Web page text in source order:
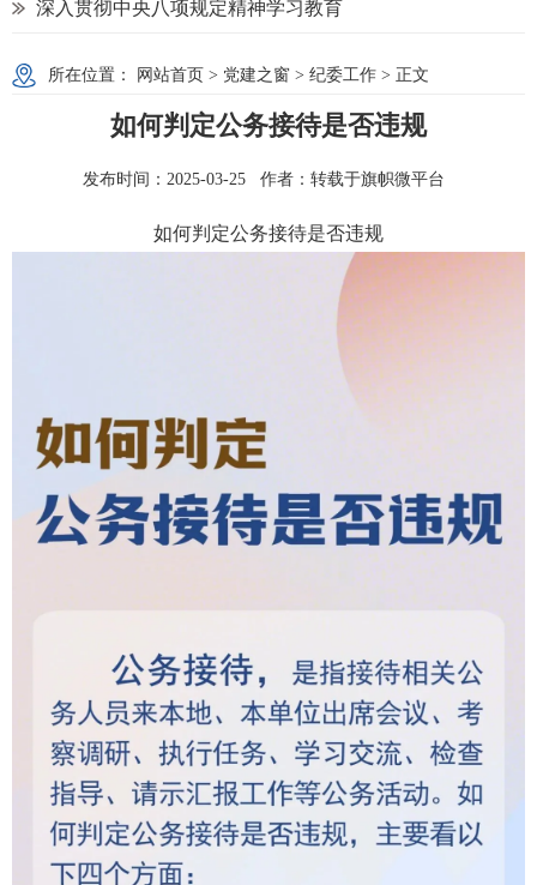
深入贯彻中央八项规定精神学习教育
所在位置： 网站首页 > 党建之窗 > 纪委工作 > 正文
如何判定公务接待是否违规
发布时间：2025-03-25 作者：转载于旗帜微平台
如何判定公务接待是否违规